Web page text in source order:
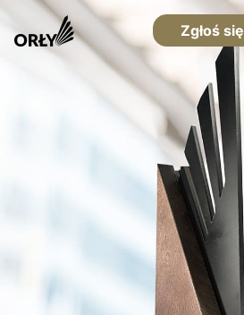
Zgłoś się